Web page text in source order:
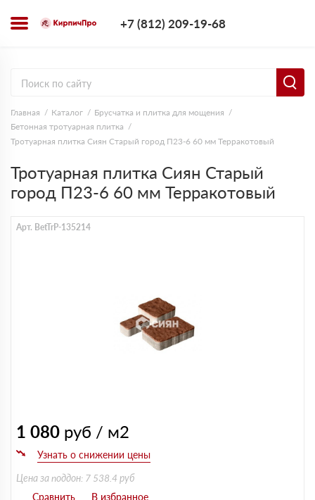
+7 (812) 209-19-68
Главная Каталог
Брусчатка и плитка для мощения
Бетонная тротуарная плитка
Тротуарная плитка Сиян Старый город П23-6 60 мм Терракотовый
Тротуарная плитка Сиян Старый
город П23-6 60 мм Терракотовый
Арт. BetTrP-135214
1 080 руб / м2
Цена за поддон: 7 538.4 руб